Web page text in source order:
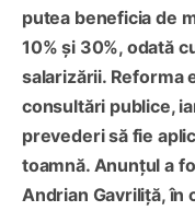
putea beneficia de
10% și 30%, odată
salarizării. Reforma
consultări publice,
prevederi să fie
toamnă. Anunțul a
Andrian Gavriliță, în